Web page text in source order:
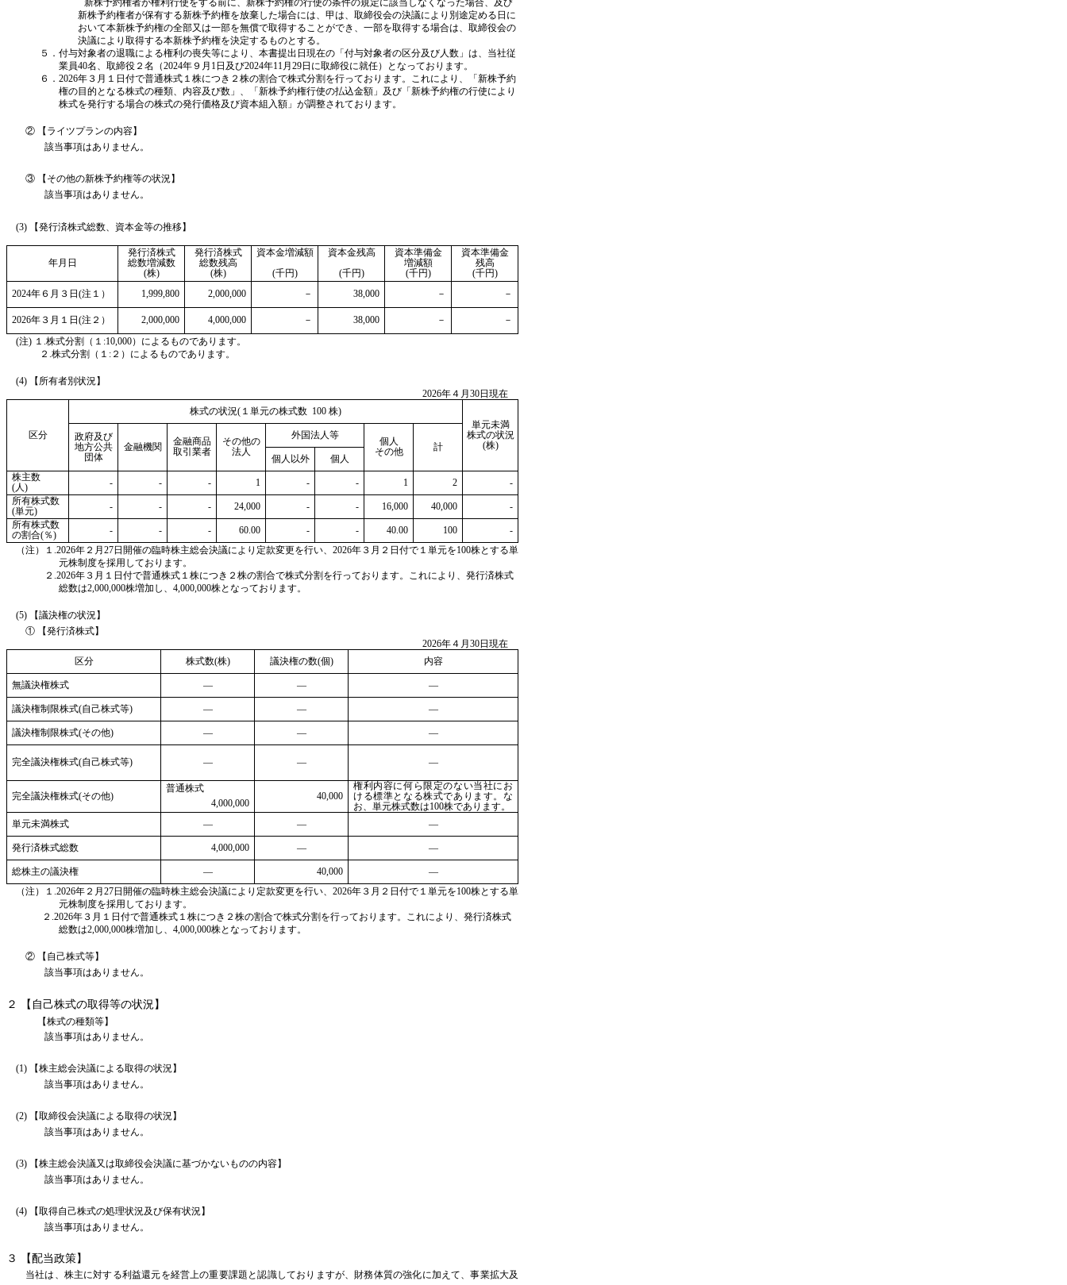
新株予約権者が権利行使をする前に、新株予約権の行使の条件の規定に該当しなくなった場合、及び
新株予約権者が保有する新株予約権を放棄した場合には、甲は、取締役会の決議により別途定める日に
おいて本新株予約権の全部又は一部を無償で取得することができ、一部を取得する場合は、取締役会の
決議により取得する本新株予約権を決定するものとする。
５．付与対象者の退職による権利の喪失等により、本書提出日現在の「付与対象者の区分及び人数」は、当社従
業員40名、取締役２名（2024年９月1日及び2024年11月29日に取締役に就任）となっております。
６．2026年３月１日付で普通株式１株につき２株の割合で株式分割を行っております。これにより、「新株予約
権の目的となる株式の種類、内容及び数」、「新株予約権行使の払込金額」及び「新株予約権の行使により
株式を発行する場合の株式の発行価格及び資本組入額」が調整されております。
② 【ライツプランの内容】
該当事項はありません。
③ 【その他の新株予約権等の状況】
該当事項はありません。
(3) 【発行済株式総数、資本金等の推移】
年月日
発行済株式
総数増減数
(株)
発行済株式
総数残高
(株)
資本金増減額
(千円)
資本金残高
(千円)
資本準備金
増減額
(千円)
資本準備金
残高
(千円)
2024年６月３日(注１）
1,999,800 2,000,000 － 38,000 － －
2026年３月１日(注２） 2,000,000 4,000,000 － 38,000 －
－
(注) １.株式分割（１:10,000）によるものであります。
２.株式分割（１:２）によるものであります。
(4) 【所有者別状況】
2026年４月30日現在
区分
株式の状況(１単元の株式数 100 株)
単元未満
株式の状況
(株)
政府及び
地方公共
団体
金融機関
金融商品
取引業者
その他の
法人
外国法人等
個人
その他
計
個人以外
個人
株主数
(人)
- - - 1 - - 1 2
-
所有株式数
(単元)
- - - 24,000 - - 16,000 40,000
-
所有株式数
の割合(％)
- - - 60.00 - - 40.00 100
-
（注）１.2026年２月27日開催の臨時株主総会決議により定款変更を行い、2026年３月２日付で１単元を100株とする単
元株制度を採用しております。
２.2026年３月１日付で普通株式１株につき２株の割合で株式分割を行っております。これにより、発行済株式
総数は2,000,000株増加し、4,000,000株となっております。
(5) 【議決権の状況】
① 【発行済株式】
2026年４月30日現在
区分
株式数(株) 議決権の数(個) 内容
無議決権株式 ― ― ―
議決権制限株式(自己株式等) ― ― ―
議決権制限株式(その他) ― ― ―
完全議決権株式(自己株式等) ― ― ―
完全議決権株式(その他)
普通株式
40,000
権利内容に何ら限定のない当社にお
ける標準となる株式であります。な
お、単元株式数は100株であります。
4,000,000
単元未満株式
― ― ―
発行済株式総数 4,000,000 ― ―
総株主の議決権 ― 40,000
―
（注）１.2026年２月27日開催の臨時株主総会決議により定款変更を行い、2026年３月２日付で１単元を100株とする単
元株制度を採用しております。
２.2026年３月１日付で普通株式１株につき２株の割合で株式分割を行っております。これにより、発行済株式
総数は2,000,000株増加し、4,000,000株となっております。
② 【自己株式等】
該当事項はありません。
２ 【自己株式の取得等の状況】
【株式の種類等】
該当事項はありません。
(1) 【株主総会決議による取得の状況】
該当事項はありません。
(2) 【取締役会決議による取得の状況】
該当事項はありません。
(3) 【株主総会決議又は取締役会決議に基づかないものの内容】
該当事項はありません。
(4) 【取得自己株式の処理状況及び保有状況】
該当事項はありません。
３ 【配当政策】
当社は、株主に対する利益還元を経営上の重要課題と認識しておりますが、財務体質の強化に加えて、事業拡大及